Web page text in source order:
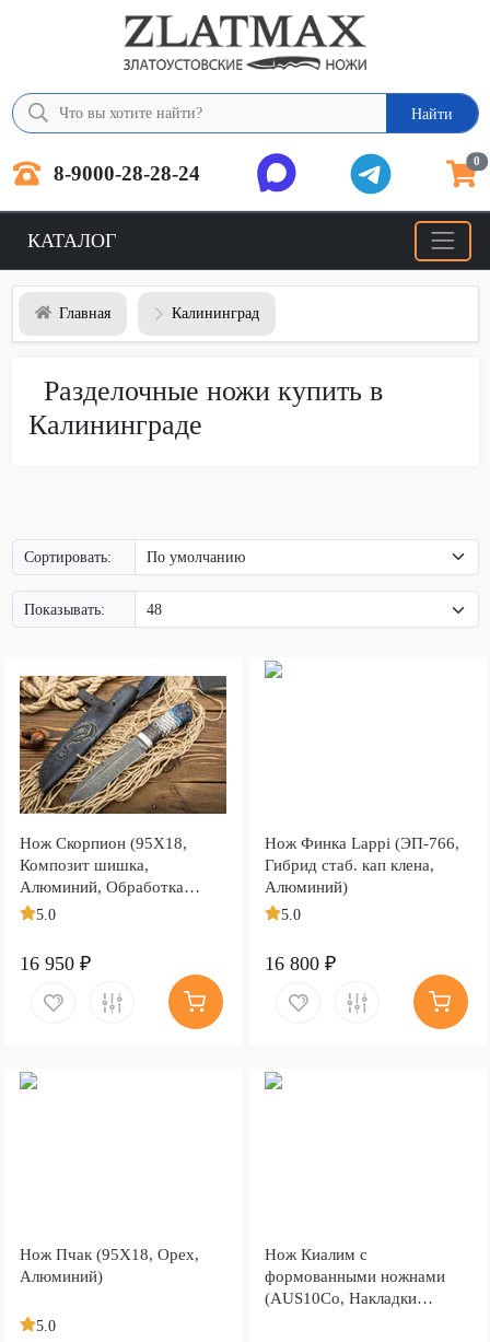
Найти
8-9000-28-28-24 0
КАТАЛОГ
Главная Калининград
Разделочные ножи купить в
Калининграде
Сортировать:
Показывать:
Нож Скорпион (95Х18,
Композит шишка,
Алюминий, Обработка
клинка Stonewash)
5.0
16 950 ₽
Нож Финка Lappi (ЭП-766,
Гибрид стаб. кап клена,
Алюминий)
5.0
16 800 ₽
Нож Пчак (95Х18, Орех,
Алюминий)
5.0
Нож Киалим с
формованными ножнами
(AUS10Co, Накладки